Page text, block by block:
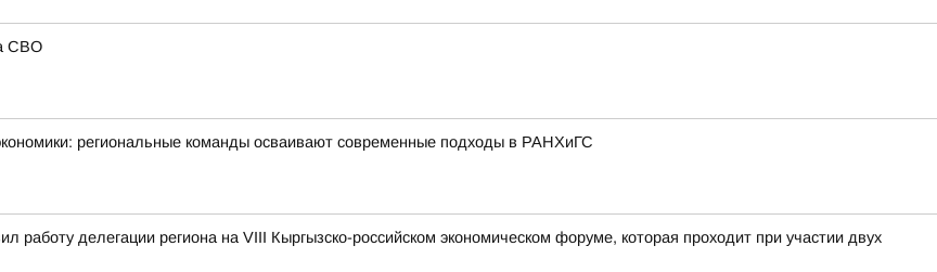
СВО
региональные команды осваивают современные подходы в РАНХиГС
работу делегации региона на VIII Кыргызско-российском экономическом форуме, которая проходит при участии двух